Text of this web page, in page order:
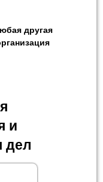
другая
и
дел